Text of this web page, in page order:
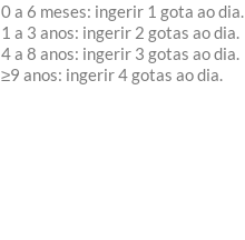
0 a 6 meses: ingerir 1 gota ao dia.
1 a 3 anos: ingerir 2 gotas ao dia.
4 a 8 anos: ingerir 3 gotas ao dia.
≥9 anos: ingerir 4 gotas ao dia.